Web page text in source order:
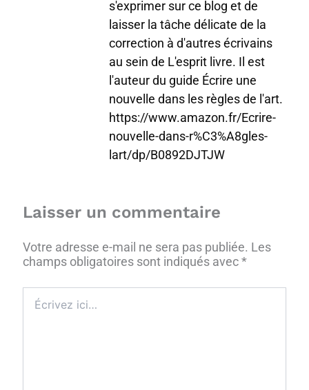
s'exprimer sur ce blog et de
laisser la tâche délicate de la
correction à d'autres écrivains
au sein de L'esprit livre. Il est
l'auteur du guide Écrire une
nouvelle dans les règles de l'art.
https://www.amazon.fr/Ecrire-
nouvelle-dans-r%C3%A8gles-
lart/dp/B0892DJTJW
Laisser un commentaire
Votre adresse e-mail ne sera pas publiée. Les
champs obligatoires sont indiqués avec*
ici…